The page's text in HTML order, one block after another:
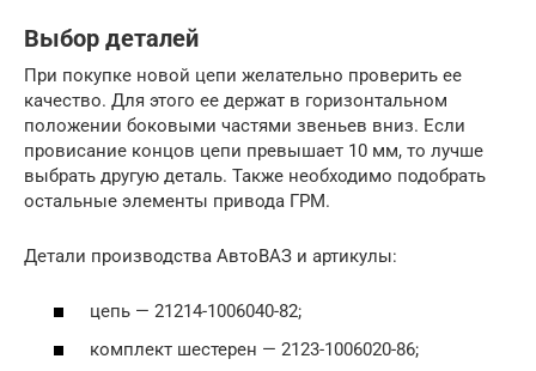
Выбор деталей
При покупке новой цепи желательно проверить ее
качество. Для этого ее держат в горизонтальном
положении боковыми частями звеньев вниз. Если
провисание концов цепи превышает 10 мм, то лучше
выбрать другую деталь. Также необходимо подобрать
остальные элементы привода ГРМ.
Детали производства АвтоВАЗ и артикулы:
цепь — 21214-1006040-82;
комплект шестерен — 2123-1006020-86;